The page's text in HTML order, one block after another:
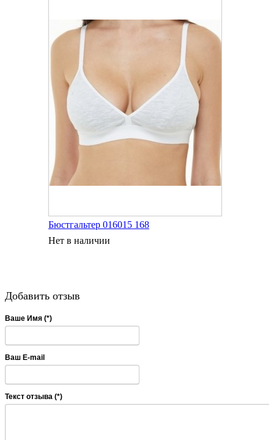
Бюстгальтер 016015 168
Нет в наличии
Добавить отзыв
Ваше Имя (*)
Ваш E-mail
Текст отзыва (*)